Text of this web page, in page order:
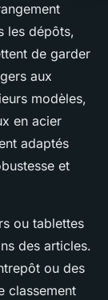
les dépôts,
de garder
aux
modèles,
en acier
adaptés
et
ou tablettes
des articles.
ou des
classement